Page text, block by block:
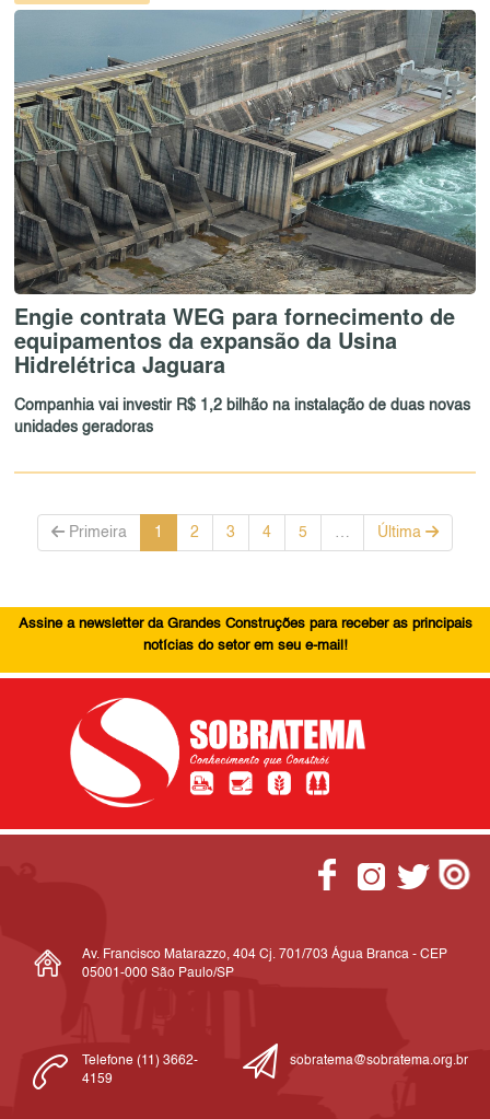
Engie contrata WEG para fornecimento de
equipamentos da expansão da Usina
Hidrelétrica Jaguara
Companhia vai investir R$ 1,2 bilhão na instalação de duas novas
unidades geradoras
Primeira 1 2 3 4 5 … Última
Assine a newsletter da Grandes Construções para receber as principais
notícias do setor em seu e-mail!
Av. Francisco Matarazzo, 404 Cj. 701/703 Água Branca - CEP
05001-000 São Paulo/SP
Telefone (11) 3662-
4159
sobratema@sobratema.org.br